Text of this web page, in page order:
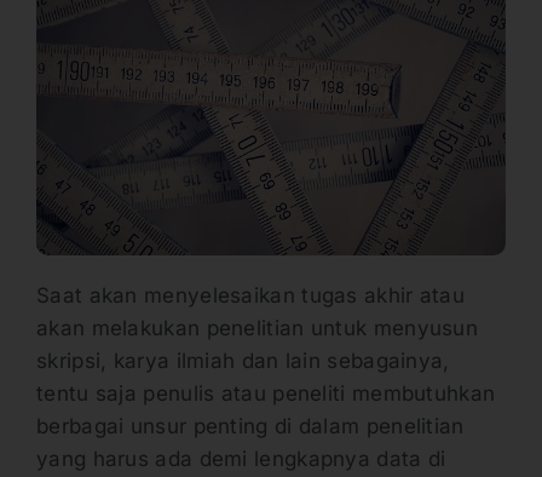
Saat akan menyelesaikan tugas akhir atau
akan melakukan penelitian untuk menyusun
skripsi, karya ilmiah dan lain sebagainya,
tentu saja penulis atau peneliti membutuhkan
berbagai unsur penting di dalam penelitian
yang harus ada demi lengkapnya data di